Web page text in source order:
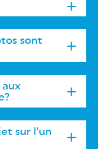
sont
aux
sur l’un